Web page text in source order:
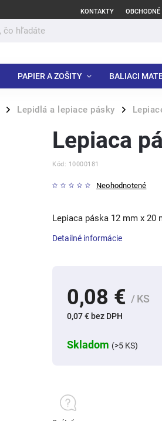
KONTAKTY
PAPIER A ZOŠITY BALIACI
/ Lepidlá a lepiace pásky /
0,08 € / KS
0,07 € bez DPH
Skladom (>5 KS)
Lepiaca
Kód: 10000181
Neohodnotené
Lepiaca páska 12 mm x 20
Detailné informácie